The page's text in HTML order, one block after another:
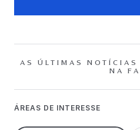
AS ÚLTIMAS NOTÍCIAS
NA
ÁREAS DE INTERESSE